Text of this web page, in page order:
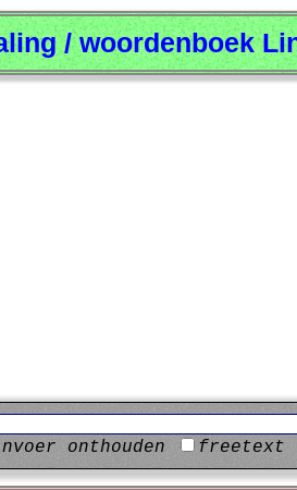
/ woordenboek
onthouden
freetext